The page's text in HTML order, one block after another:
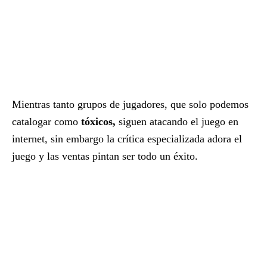
Mientras tanto grupos de jugadores, que solo podemos
catalogar como tóxicos, siguen atacando el juego en
internet, sin embargo la crítica especializada adora el
juego y las ventas pintan ser todo un éxito.